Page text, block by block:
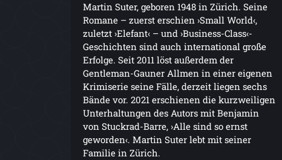
Martin Suter, geboren 1948 in Zürich. Seine
Romane – zuerst erschien ›Small World‹,
zuletzt ›Elefant‹ – und ›Business-Class‹-
Geschichten sind auch international große
Erfolge. Seit 2011 löst außerdem der
Gentleman-Gauner Allmen in einer eigenen
Krimiserie seine Fälle, derzeit liegen sechs
Bände vor. 2021 erschienen die kurzweiligen
Unterhaltungen des Autors mit Benjamin
von Stuckrad-Barre, ›Alle sind so ernst
geworden‹. Martin Suter lebt mit seiner
Familie in Zürich.